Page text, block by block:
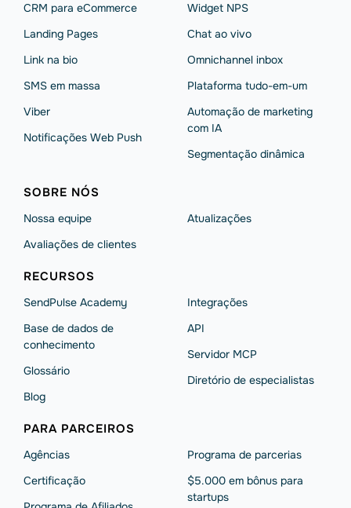
CRM para eCommerce
Landing Pages
Link na bio
SMS em massa
Viber
Notificações Web Push
Widget NPS
Chat ao vivo
Omnichannel inbox
Plataforma tudo-em-um
Automação de marketing
com IA
Segmentação dinâmica
SOBRE NÓS
Nossa equipe
Avaliações de clientes
Atualizações
RECURSOS
SendPulse Academy
Base de dados de
conhecimento
Glossário
Blog
Integrações
API
Servidor MCP
Diretório de especialistas
PARA PARCEIROS
Agências
Сertificação
Programa de parcerias
$5.000 em bônus para
startups